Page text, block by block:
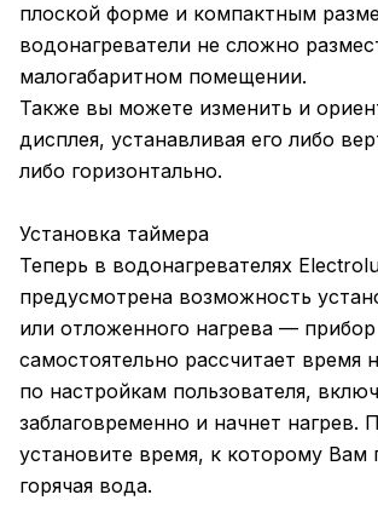
плоской форме и компактным
водонагреватели не сложно
малогабаритном помещении.
Также вы можете изменить и
дисплея, устанавливая его либо
либо горизонтально.
Установка таймера
Теперь в водонагревателях
предусмотрена возможность
или отложенного нагрева — прибор
самостоятельно рассчитает время
по настройкам пользователя,
заблаговременно и начнет нагрев.
установите время, к которому Вам
горячая вода.